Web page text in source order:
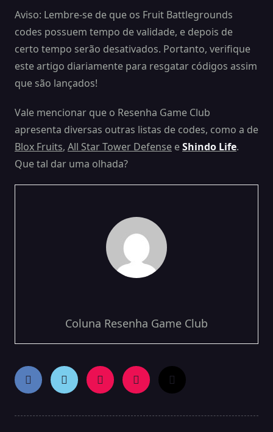
Aviso: Lembre-se de que os Fruit Battlegrounds
codes possuem tempo de validade, e depois de
certo tempo serão desativados. Portanto, verifique
este artigo diariamente para resgatar códigos assim
que são lançados!
Vale mencionar que o Resenha Game Club
apresenta diversas outras listas de codes, como a de
Blox Fruits, All Star Tower Defense eShindo Life.
Que tal dar uma olhada?
Coluna Resenha Game Club